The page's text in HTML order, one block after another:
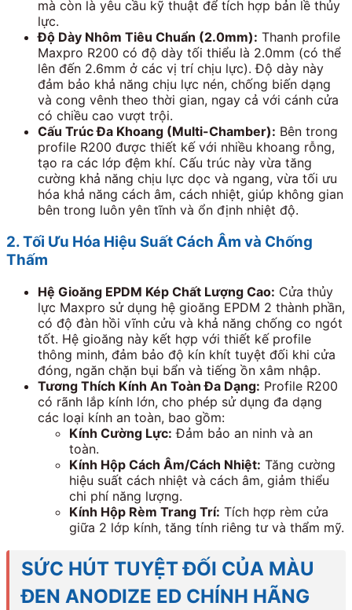
mà còn là yêu cầu kỹ thuật để tích hợp bản lề thủy
lực.
Độ Dày Nhôm Tiêu Chuẩn (2.0mm): Thanh profile
Maxpro R200 có độ dày tối thiểu là 2.0mm (có thể
lên đến 2.6mm ở các vị trí chịu lực). Độ dày này
đảm bảo khả năng chịu lực nén, chống biến dạng
và cong vênh theo thời gian, ngay cả với cánh cửa
có chiều cao vượt trội.
Cấu Trúc Đa Khoang (Multi-Chamber): Bên trong
profile R200 được thiết kế với nhiều khoang rỗng,
tạo ra các lớp đệm khí. Cấu trúc này vừa tăng
cường khả năng chịu lực dọc và ngang, vừa tối ưu
hóa khả năng cách âm, cách nhiệt, giúp không gian
bên trong luôn yên tĩnh và ổn định nhiệt độ.
2. Tối Ưu Hóa Hiệu Suất Cách Âm và Chống
Thấm
Hệ Gioăng EPDM Kép Chất Lượng Cao: Cửa thủy
lực Maxpro sử dụng hệ gioăng EPDM 2 thành phần,
có độ đàn hồi vĩnh cửu và khả năng chống co ngót
tốt. Hệ gioăng này kết hợp với thiết kế profile
thông minh, đảm bảo độ kín khít tuyệt đối khi cửa
đóng, ngăn chặn bụi bẩn và tiếng ồn xâm nhập.
Tương Thích Kính An Toàn Đa Dạng: Profile R200
có rãnh lắp kính lớn, cho phép sử dụng đa dạng
các loại kính an toàn, bao gồm:
Kính Cường Lực: Đảm bảo an ninh và an
toàn.
Kính Hộp Cách Âm/Cách Nhiệt: Tăng cường
hiệu suất cách nhiệt và cách âm, giảm thiểu
chi phí năng lượng.
Kính Hộp Rèm Trang Trí: Tích hợp rèm cửa
giữa 2 lớp kính, tăng tính riêng tư và thẩm mỹ.
SỨC HÚT TUYỆT ĐỐI CỦA MÀU
ĐEN ANODIZE ED CHÍNH HÃNG